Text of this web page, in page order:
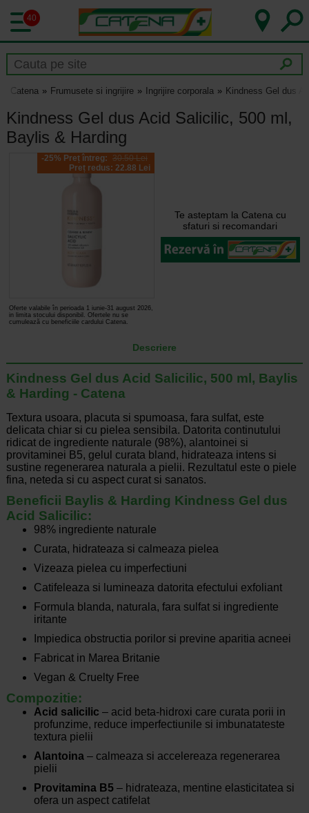
40
Catena Frumusete si ingrijire Ingrijire corporala Kindness Gel dus
Kindness Gel dus Acid Salicilic, 500 ml,
Baylis & Harding
-25% Preț întreg: 30.50 Lei
Preț redus: 22.88 Lei
Oferte valabile în perioada 1 iunie-31 august 2026,
in limita stocului disponibil. Ofertele nu se
cumulează cu beneficiile cardului Catena.
Te asteptam la Catena cu
sfaturi si recomandari
Descriere
Kindness Gel dus Acid Salicilic, 500 ml, Baylis
& Harding - Catena
Textura usoara, placuta si spumoasa, fara sulfat, este
delicata chiar si cu pielea sensibila. Datorita continutului
ridicat de ingrediente naturale (98%), alantoinei si
provitaminei B5, gelul curata bland, hidrateaza intens si
sustine regenerarea naturala a pielii. Rezultatul este o piele
fina, neteda si cu aspect curat si sanatos.
Beneficii Baylis & Harding Kindness Gel dus
Acid Salicilic:
98% ingrediente naturale
Curata, hidrateaza si calmeaza pielea
Vizeaza pielea cu imperfectiuni
Catifeleaza si lumineaza datorita efectului exfoliant
Formula blanda, naturala, fara sulfat si ingrediente
iritante
Impiedica obstructia porilor si previne aparitia acneei
Fabricat in Marea Britanie
Vegan & Cruelty Free
Compozitie:
Acid salicilic – acid beta-hidroxi care curata porii in
profunzime, reduce imperfectiunile si imbunatateste
textura pielii
Alantoina– calmeaza si accelereaza regenerarea
pielii
Provitamina B5– hidrateaza, mentine elasticitatea si
ofera un aspect catifelat